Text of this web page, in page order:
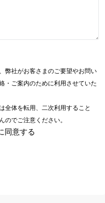
弊社がお客さまのご要望やお問い
・ご案内のために利用させていた
全体を転用、二次利用すること
のでご注意ください。
同意する